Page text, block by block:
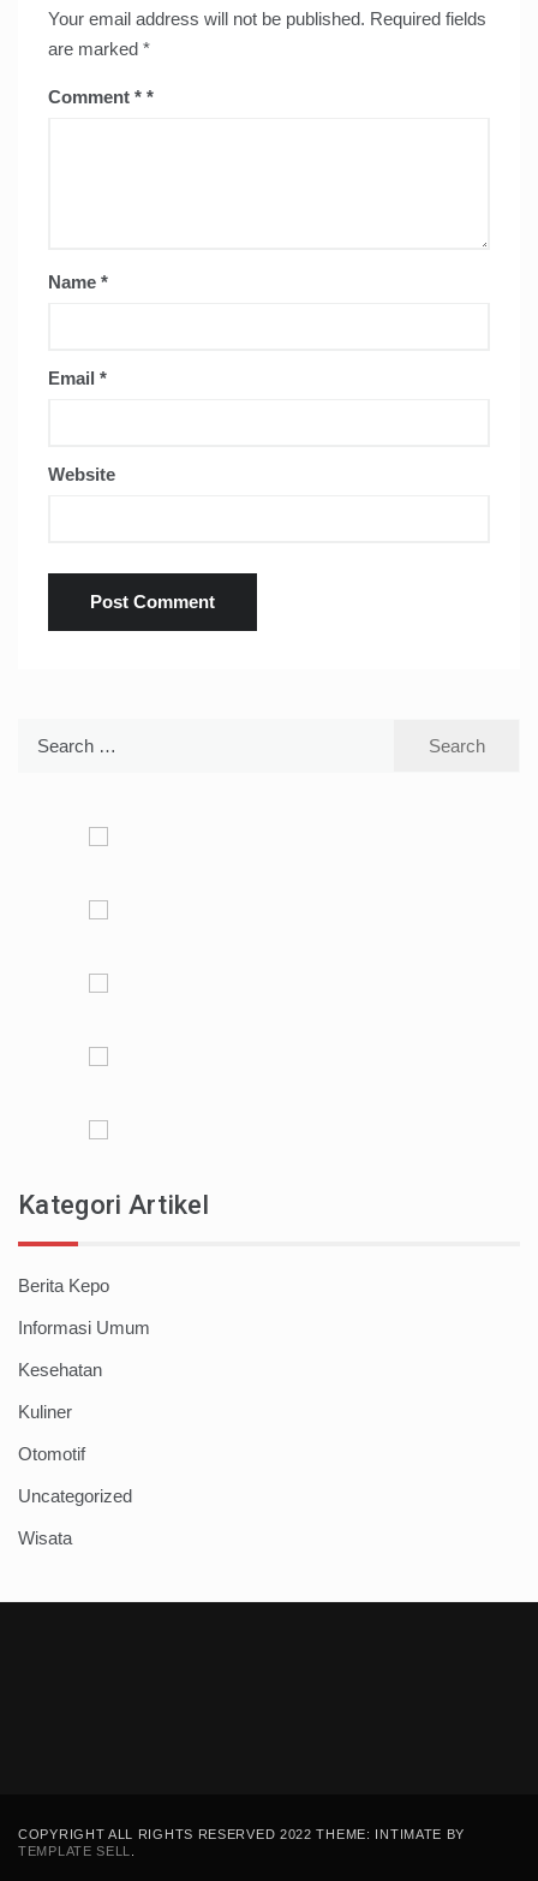
Your email address will not be published. Required fields
are marked *
Comment *
Name *
Email *
Website
Kategori Artikel
Berita Kepo
Informasi Umum
Kesehatan
Kuliner
Otomotif
Uncategorized
Wisata
COPYRIGHT ALL RIGHTS RESERVED 2022 THEME: INTIMATE BY
TEMPLATE SELL